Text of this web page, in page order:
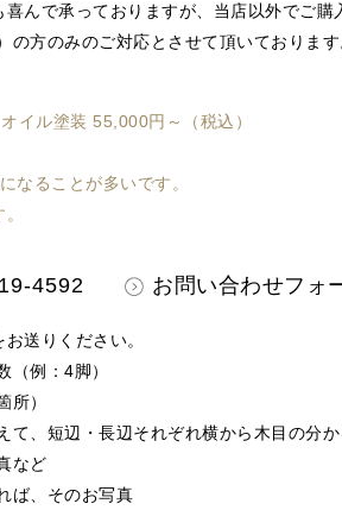
んで承っておりますが、当店以外でご購
方のみのご対応とさせて頂いております
イル塗装 55,000円～（税込）
なることが多いです。
4592 お問い合わせフォ
送りください。
（例：4脚）
所）
、短辺・長辺それぞれ横から木目の分
など
ば、そのお写真